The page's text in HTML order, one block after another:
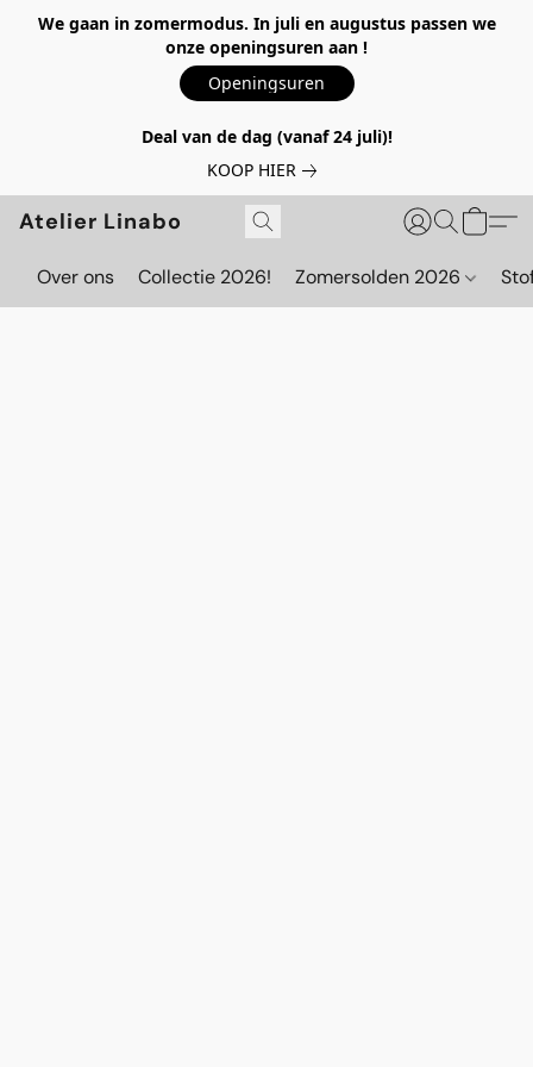
We gaan in zomermodus. In juli en augustus passen we
onze openingsuren aan !
Openingsuren
Deal van de dag (vanaf 24 juli)!
KOOP HIER
Atelier Linabo
Over ons Collectie 2026! Zomersolden 2026